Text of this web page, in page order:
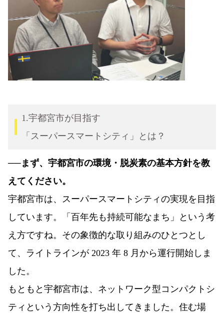
1.宇都宮市が目指す
「スーパースマートシティ」とは？
──まず、宇都宮市の環境・脱炭素の基本方針を教
えてください。
宇都宮市は、スーパースマートシティの実現を目指
しています。「百年先も持続可能なまち」という考
え方ですね。その象徴的な取り組みのひとつとし
て、ライトラインが 2023 年 8 月から運行開始しま
した。
もともと宇都宮市は、ネットワーク型コンパクトシ
ティという方向性を打ち出してきました。住む場